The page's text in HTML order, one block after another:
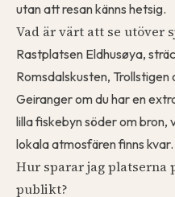
utan att resan känns hetsig.
Vad är värt att se utöver
Rastplatsen Eldhusøya,
Romsdalskusten,
Geiranger om du har en
lilla fiskebyn söder om
lokala atmosfären finns kvar.
Hur sparar jag platserna
publikt?